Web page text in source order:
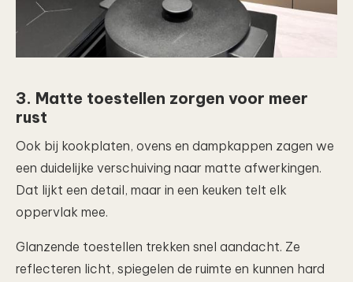
3. Matte toestellen zorgen voor meer
rust
Ook bij kookplaten, ovens en dampkappen zagen we
een duidelijke verschuiving naar matte afwerkingen.
Dat lijkt een detail, maar in een keuken telt elk
oppervlak mee.
Glanzende toestellen trekken snel aandacht. Ze
reflecteren licht, spiegelen de ruimte en kunnen hard